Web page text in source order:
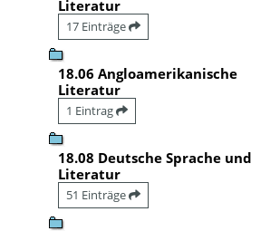
Literatur
17 Einträge
18.06 Angloamerikanische
Literatur
1 Eintrag
18.08 Deutsche Sprache und
Literatur
51 Einträge